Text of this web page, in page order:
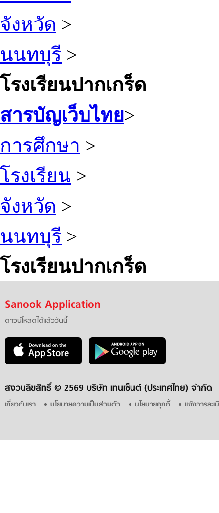
จังหวัด >
นนทบุรี >
โรงเรียนปากเกร็ด
สารบัญเว็บไทย>
การศึกษา >
โรงเรียน >
จังหวัด >
นนทบุรี >
โรงเรียนปากเกร็ด
Sanook Application
ดาวน์โหลดได้แล้ววันนี้
สงวนลิขสิทธิ์ © 2569 บริษัท เทนเซ็นต์ (ประเทศไทย) จำกัด
เกี่ยวกับเรา นโยบายความเป็นส่วนตัว นโยบายคุกกี้ แจ้งการละ